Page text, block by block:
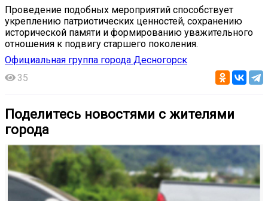
Проведение подобных мероприятий способствует
укреплению патриотических ценностей, сохранению
исторической памяти и формированию уважительного
отношения к подвигу старшего поколения.
Официальная группа города Десногорск
35
Поделитесь новостями с жителями
города